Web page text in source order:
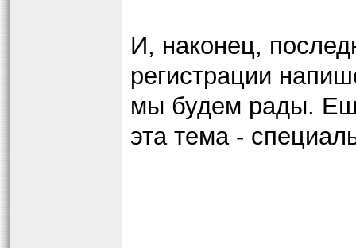
И, наконец,
регистрации
мы будем рады.
эта тема -